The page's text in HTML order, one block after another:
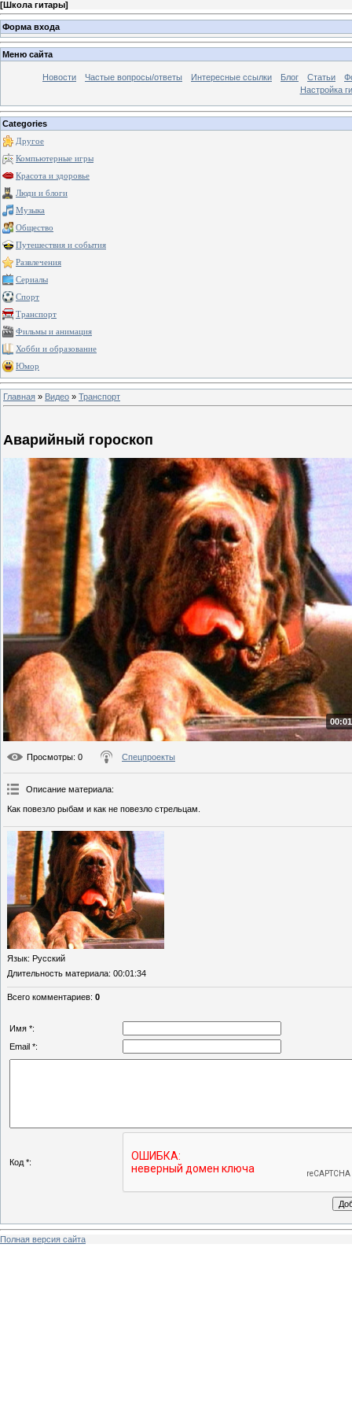
[Школа гитары]
Форма входа
Меню сайта
Новости Частые вопросы/ответы Интересные ссылки Блог Статьи
Настройка
Categories
Другое
Компьютерные игры
Красота и здоровье
Люди и блоги
Музыка
Общество
Путешествия и события
Развлечения
Сериалы
Спорт
Транспорт
Фильмы и анимация
Хобби и образование
Юмор
Главная » Видео » Транспорт
Аварийный гороскоп
Просмотры: 0 Спецпроекты
Описание материала:
Как повезло рыбам и как не повезло стрельцам.
Язык: Русский
Длительность материала: 00:01:34
Всего комментариев: 0
Имя *:
Email *:
Код *:
Полная версия сайта